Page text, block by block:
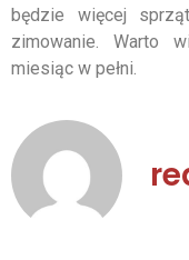
będzie więcej
zimowanie. Warto
miesiąc w pełni.